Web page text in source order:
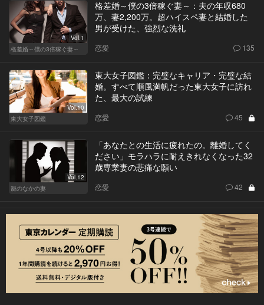
Vol.1
格差婚～僕の3倍稼ぐ妻～
格差婚～僕の3倍稼ぐ妻～：夫の年収680
万、妻2,200万。超ハイスペ妻と結婚した
男が受けた、強烈な洗礼
恋愛 135
Vol.10
東大女子図鑑
東大女子図鑑：完璧なキャリア・完璧な結
婚。すべて順風満帆だった東大女子に訪れ
た、最大の試練
恋愛 45
Vol.12
籠のなかの妻
「あなたとの生活に疲れたの。離婚してく
ださい」モラハラに耐えきれなくなった32
歳専業妻の悲痛な願い
恋愛 42